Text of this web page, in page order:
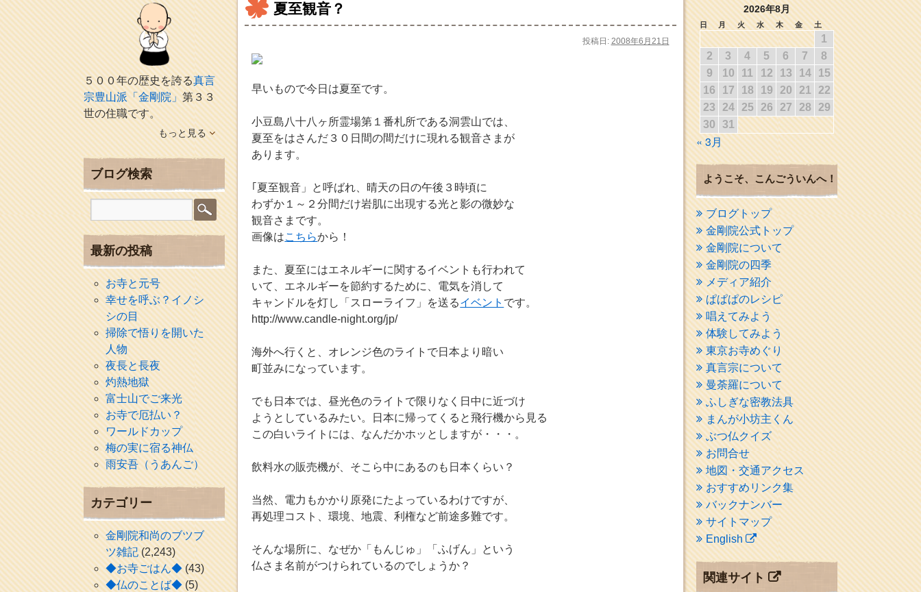
夏至観音？
投稿日: 2008年6月21日
早いもので今日は夏至です。
小豆島八十八ヶ所霊場第１番札所である洞雲山では、
夏至をはさんだ３０日間の間だけに現れる観音さまが
あります。
｢夏至観音」と呼ばれ、晴天の日の午後３時頃に
わずか１～２分間だけ岩肌に出現する光と影の微妙な
観音さまです。
画像はこちらから！
また、夏至にはエネルギーに関するイベントも行われて
いて、エネルギーを節約するために、電気を消して
キャンドルを灯し「スローライフ」を送るイベント です。
http://www.candle-night.org/jp/
海外へ行くと、オレンジ色のライトで日本より暗い
町並みになっています。
でも日本では、昼光色のライトで限りなく日中に近づけ
ようとしているみたい。日本に帰ってくると飛行機から見る
この白いライトには、なんだかホッとしますが・・・。
飲料水の販売機が、そこら中にあるのも日本くらい？
当然、電力もかかり原発にたよっているわけですが、
再処理コスト、環境、地震、利権など前途多難です。
そんな場所に、なぜか「もんじゅ」「ふげん」という
仏さま名前がつけられているのでしょうか？
５００年の歴史を誇る真言
宗豊山派「金剛院」第３３
世の住職です。
もっと見る
ブログ検索
最新の投稿
お寺と元号
幸せを呼ぶ？イノシ
シの目
掃除で悟りを開いた
人物
夜長と長夜
灼熱地獄
富士山でご来光
お寺で厄払い？
ワールドカップ
梅の実に宿る神仏
雨安吾（うあんご）
カテゴリー
金剛院和尚のブツブ
ツ雑記(2,243)
◆お寺ごはん◆(43)
◆仏のことば◆(5)
2026年8月
日 月 火 水 木 金 土
1
2
3 4 5 6 7
8
9
10 11 12 13 14
15
16
17 18 19 20 21
22
23
24 25 26 27 28
29
30
31
« 3月
ようこそ、こんごういんへ！
ブログトップ
金剛院公式トップ
金剛院について
金剛院の四季
メディア紹介
ぱぱぱのレシピ
唱えてみよう
体験してみよう
東京お寺めぐり
真言宗について
曼荼羅について
ふしぎな密教法具
まんが小坊主くん
ぶつ仏クイズ
お問合せ
地図・交通アクセス
おすすめリンク集
バックナンバー
サイトマップ
English
関連サイト